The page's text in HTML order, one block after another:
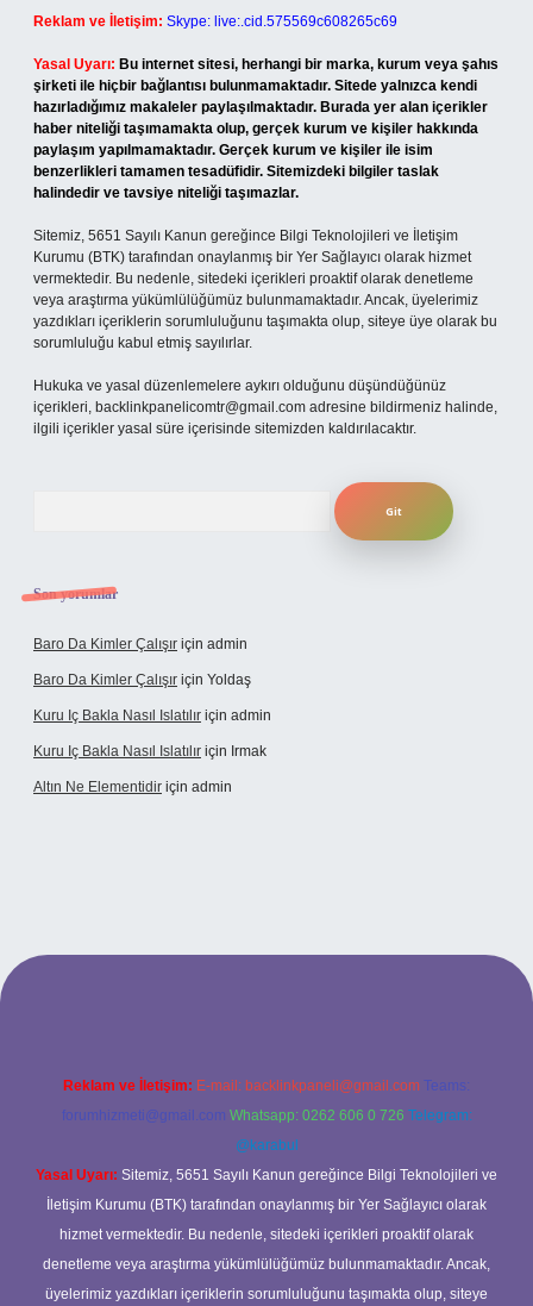
Reklam ve İletişim: Skype: live:.cid.575569c608265c69
Yasal Uyarı: Bu internet sitesi, herhangi bir marka, kurum veya şahıs
şirketi ile hiçbir bağlantısı bulunmamaktadır. Sitede yalnızca kendi
hazırladığımız makaleler paylaşılmaktadır. Burada yer alan içerikler
haber niteliği taşımamakta olup, gerçek kurum ve kişiler hakkında
paylaşım yapılmamaktadır. Gerçek kurum ve kişiler ile isim
benzerlikleri tamamen tesadüfidir. Sitemizdeki bilgiler taslak
halindedir ve tavsiye niteliği taşımazlar.
Sitemiz, 5651 Sayılı Kanun gereğince Bilgi Teknolojileri ve İletişim
Kurumu (BTK) tarafından onaylanmış bir Yer Sağlayıcı olarak hizmet
vermektedir. Bu nedenle, sitedeki içerikleri proaktif olarak denetleme
veya araştırma yükümlülüğümüz bulunmamaktadır. Ancak, üyelerimiz
yazdıkları içeriklerin sorumluluğunu taşımakta olup, siteye üye olarak bu
sorumluluğu kabul etmiş sayılırlar.
Hukuka ve yasal düzenlemelere aykırı olduğunu düşündüğünüz
içerikleri, backlinkpanelicomtr@gmail.com adresine bildirmeniz halinde,
ilgili içerikler yasal süre içerisinde sitemizden kaldırılacaktır.
Son yorumlar
Baro Da Kimler Çalışır için admin
Baro Da Kimler Çalışır için Yoldaş
Kuru Iç Bakla Nasıl Islatılır için admin
Kuru Iç Bakla Nasıl Islatılır için Irmak
Altın Ne Elementidir için admin
Reklam ve İletişim: E-mail: backlinkpaneli@gmail.com Teams:
forumhizmeti@gmail.com Whatsapp: 0262 606 0 726 Telegram:
@karabul
Yasal Uyarı: Sitemiz, 5651 Sayılı Kanun gereğince Bilgi Teknolojileri ve
İletişim Kurumu (BTK) tarafından onaylanmış bir Yer Sağlayıcı olarak
hizmet vermektedir. Bu nedenle, sitedeki içerikleri proaktif olarak
denetleme veya araştırma yükümlülüğümüz bulunmamaktadır. Ancak,
üyelerimiz yazdıkları içeriklerin sorumluluğunu taşımakta olup, siteye